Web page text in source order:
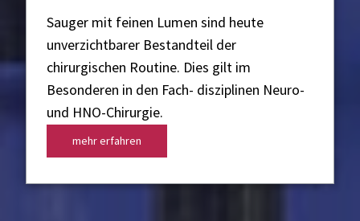
Sauger mit feinen Lumen sind heute
unverzichtbarer Bestandteil der
chirurgischen Routine. Dies gilt im
Besonderen in den Fach­- disziplinen Neuro-
und HNO-Chirurgie.
mehr erfahren